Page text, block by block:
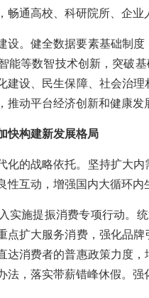
畅通高校、科研院所、企
设。健全数据要素基础制
能等数智技术创新，突破
建设、民生保障、社会治
推动平台经济创新和健康发
快构建新发展格局
化的战略依托。坚持扩大
性互动，增强国内大循环内
实施提振消费专项行动
点扩大服务消费，强化品
达消费者的普惠政策力度
法，落实带薪错峰休假。强